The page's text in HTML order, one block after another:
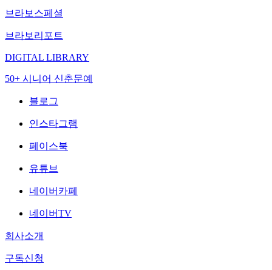
브라보스페셜
브라보리포트
DIGITAL LIBRARY
50+ 시니어 신춘문예
블로그
인스타그램
페이스북
유튜브
네이버카페
네이버TV
회사소개
구독신청